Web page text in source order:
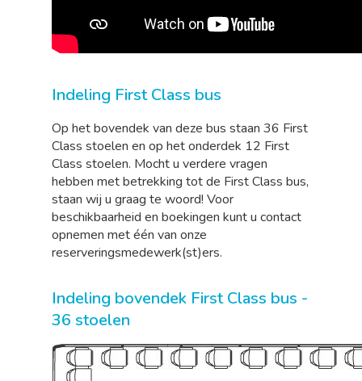
Indeling First Class bus
Op het bovendek van deze bus staan 36 First
Class stoelen en op het onderdek 12 First
Class stoelen. Mocht u verdere vragen
hebben met betrekking tot de First Class bus,
staan wij u graag te woord! Voor
beschikbaarheid en boekingen kunt u contact
opnemen met één van onze
reserveringsmedewerk(st)ers.
Indeling bovendek First Class bus -
36 stoelen